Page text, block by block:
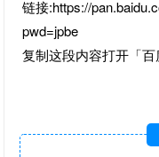
链接:https://
pwd=jpbe
复制这段内容打开「百